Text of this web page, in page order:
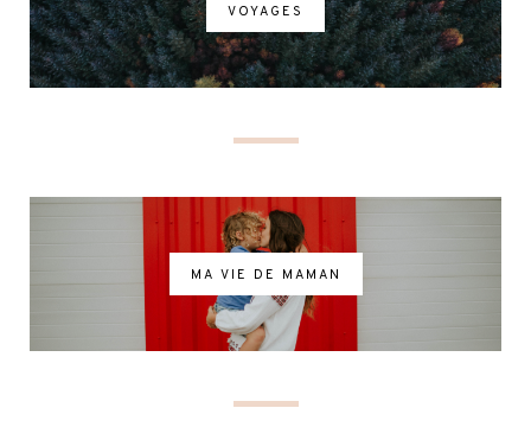
VOYAGES
MA VIE DE MAMAN